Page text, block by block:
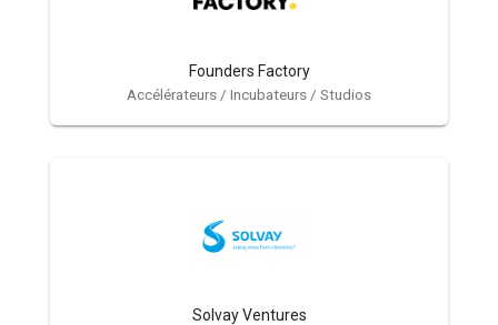
Founders Factory
Accélérateurs / Incubateurs / Studios
Solvay Ventures